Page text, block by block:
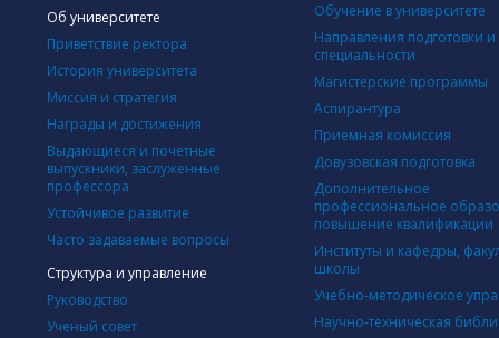
Об университете
Приветствие ректора
История университета
Миссия и стратегия
Награды и достижения
Выдающиеся и почетные
выпускники, заслуженные
профессора
Устойчивое развитие
Часто задаваемые вопросы
Структура и управление
Руководство
Ученый совет
Обучение в университете
Направления подготовки и
специальности
Магистерские программы
Аспирантура
Приемная комиссия
Довузовская подготовка
Дополнительное
профессиональное
повышение квалификации
Институты и кафедры,
школы
Учебно-методическое
Научно-техническая